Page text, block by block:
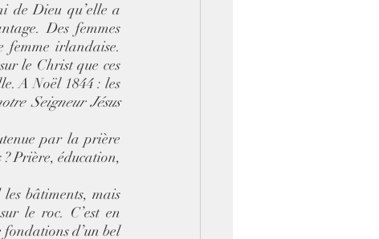
de Dieu qu’elle a
Des femmes
femme irlandaise.
le Christ que ces
A Noël 1844 : les
Seigneur Jésus
par la prière
Prière, éducation,
les bâtiments, mais
le roc. C’est en
fondations d’un bel